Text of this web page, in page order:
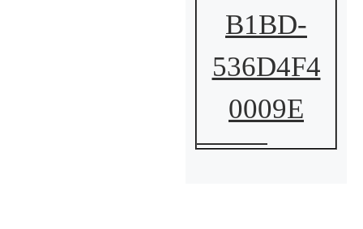
B1BD-
536D4F4
0009E